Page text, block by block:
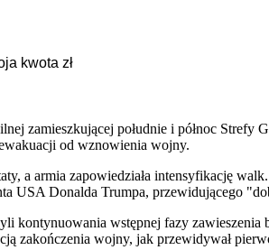
zamieszkującej południe i północ Strefy
od wznowienia wojny.
a armia zapowiedziała intensyfikację
USA Donalda Trumpa, przewidującego
kontynuowania wstępnej fazy
zakończenia wojny, jak przewidywał